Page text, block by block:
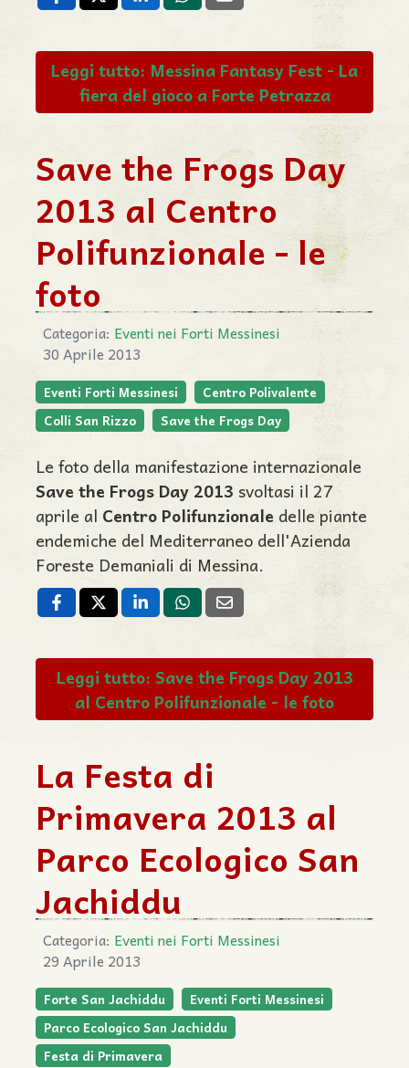
Leggi tutto: Messina Fantasy Fest - La
fiera del gioco a Forte Petrazza
Save the Frogs Day
2013 al Centro
Polifunzionale - le
foto
Categoria: Eventi nei Forti Messinesi
30 Aprile 2013
Eventi Forti Messinesi
Centro Polivalente
Colli San Rizzo
Save the Frogs Day
Le foto della manifestazione internazionale
Save the Frogs Day 2013 svoltasi il 27
aprile al Centro Polifunzionale delle piante
endemiche del Mediterraneo dell'Azienda
Foreste Demaniali di Messina.
Leggi tutto: Save the Frogs Day 2013
al Centro Polifunzionale - le foto
La Festa di
Primavera 2013 al
Parco Ecologico San
Jachiddu
Categoria: Eventi nei Forti Messinesi
29 Aprile 2013
Forte San Jachiddu
Eventi Forti Messinesi
Parco Ecologico San Jachiddu
Festa di Primavera